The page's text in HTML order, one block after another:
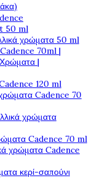
50 ml
χρώματα 50 ml
70ml |
Χρώματα |
120 ml
Cadence 70
χρώματα
Cadence 70 ml
χρώματα Cadence
κερί-σαπούνι